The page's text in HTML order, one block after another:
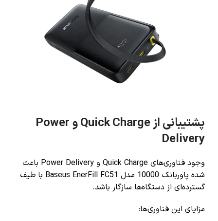
پشتیبانی از Quick Charge و Power
Delivery
وجود فناوری‌های Quick Charge و Power Delivery باعث
شده پاوربانک 10000 مدل Baseus EnerFill FC51 با طیف
گسترده‌ای از دستگاه‌ها سازگار باشد.
مزایای این فناوری‌ها: